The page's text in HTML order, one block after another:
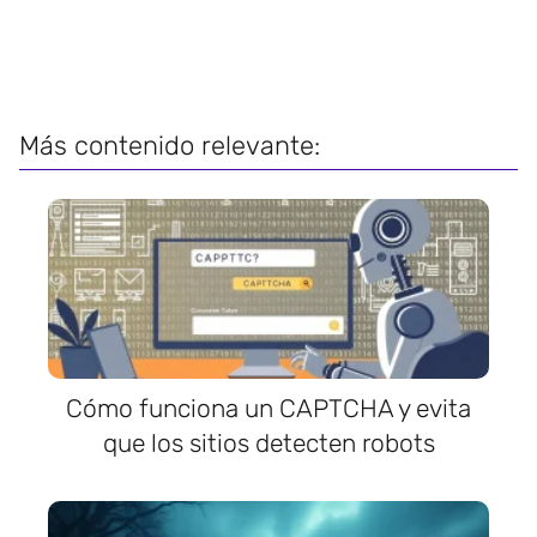
Más contenido relevante:
Cómo funciona un CAPTCHA y evita
que los sitios detecten robots